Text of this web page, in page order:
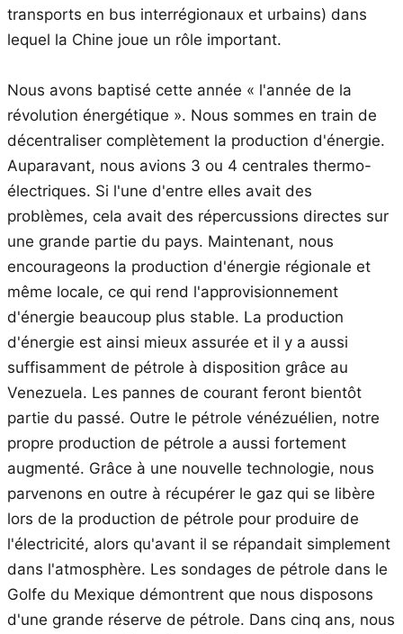
transports en bus interrégionaux et urbains) dans
lequel la Chine joue un rôle important.
Nous avons baptisé cette année « l'année de la
révolution énergétique ». Nous sommes en train de
décentraliser complètement la production d'énergie.
Auparavant, nous avions 3 ou 4 centrales thermo-
électriques. Si l'une d'entre elles avait des
problèmes, cela avait des répercussions directes sur
une grande partie du pays. Maintenant, nous
encourageons la production d'énergie régionale et
même locale, ce qui rend l'approvisionnement
d'énergie beaucoup plus stable. La production
d'énergie est ainsi mieux assurée et il y a aussi
suffisamment de pétrole à disposition grâce au
Venezuela. Les pannes de courant feront bientôt
partie du passé. Outre le pétrole vénézuélien, notre
propre production de pétrole a aussi fortement
augmenté. Grâce à une nouvelle technologie, nous
parvenons en outre à récupérer le gaz qui se libère
lors de la production de pétrole pour produire de
l'électricité, alors qu'avant il se répandait simplement
dans l'atmosphère. Les sondages de pétrole dans le
Golfe du Mexique démontrent que nous disposons
d'une grande réserve de pétrole. Dans cinq ans, nous